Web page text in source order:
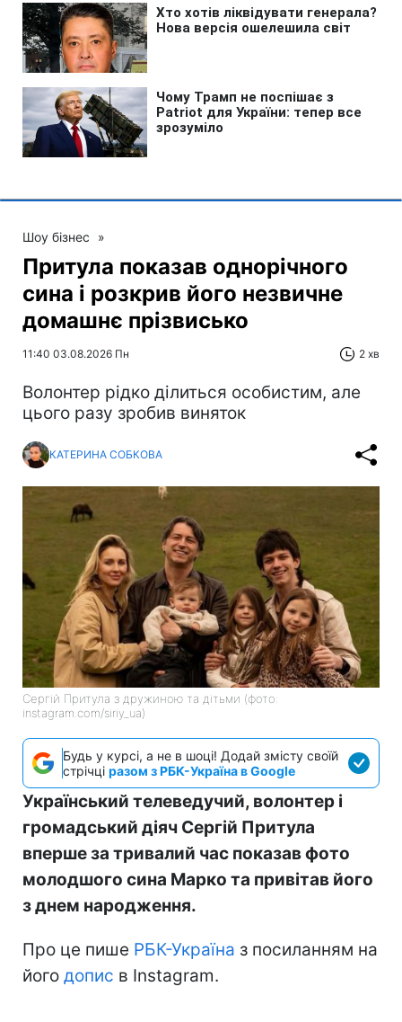
Шоу бізнес »
Притула показав однорічного
сина і розкрив його незвичне
домашнє прізвисько
11:40 03.08.2026 Пн 2 хв
Волонтер рідко ділиться особистим, але
цього разу зробив виняток
КАТЕРИНА СОБКОВА
Сергій Притула з дружиною та дітьми (фото:
instagram.com/siriy_ua)
Будь у курсі, а не в шоці! Додай змісту своїй
стрічці разом з РБК-Україна в Google
Український телеведучий, волонтер і
громадський діяч Сергій Притула
вперше за тривалий час показав фото
молодшого сина Марко та привітав його
з днем народження.
Про це пише РБК-Україна з посиланням на
його допис в Instagram.